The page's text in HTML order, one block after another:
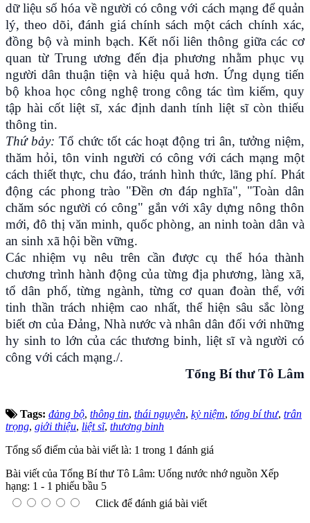
dữ liệu số hóa về người có công với cách mạng để quản
lý, theo dõi, đánh giá chính sách một cách chính xác,
đồng bộ và minh bạch. Kết nối liên thông giữa các cơ
quan từ Trung ương đến địa phương nhằm phục vụ
người dân thuận tiện và hiệu quả hơn. Ứng dụng tiến
bộ khoa học công nghệ trong công tác tìm kiếm, quy
tập hài cốt liệt sĩ, xác định danh tính liệt sĩ còn thiếu
thông tin.
Thứ bảy: Tổ chức tốt các hoạt động tri ân, tưởng niệm,
thăm hỏi, tôn vinh người có công với cách mạng một
cách thiết thực, chu đáo, tránh hình thức, lãng phí. Phát
động các phong trào "Đền ơn đáp nghĩa", "Toàn dân
chăm sóc người có công" gắn với xây dựng nông thôn
mới, đô thị văn minh, quốc phòng, an ninh toàn dân và
an sinh xã hội bền vững.
Các nhiệm vụ nêu trên cần được cụ thể hóa thành
chương trình hành động của từng địa phương, làng xã,
tổ dân phố, từng ngành, từng cơ quan đoàn thể, với
tinh thần trách nhiệm cao nhất, thể hiện sâu sắc lòng
biết ơn của Đảng, Nhà nước và nhân dân đối với những
hy sinh to lớn của các thương binh, liệt sĩ và người có
công với cách mạng./.
Tổng Bí thư Tô Lâm
Tags: đảng bộ, thông tin, thái nguyên, kỷ niệm, tổng bí thư, trân
trọng, giới thiệu, liệt sĩ, thương binh
Tổng số điểm của bài viết là: 1 trong 1 đánh giá
Bài viết của Tổng Bí thư Tô Lâm: Uống nước nhớ nguồn Xếp
hạng: 1 - 1 phiếu bầu 5
Click để đánh giá bài viết